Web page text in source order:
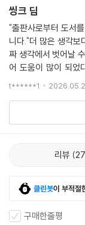
씽크 딥
"출판사로부터 도서
니다."더 많은 생각보
짜 생각에서 벗어날
어 도움이 많이 되었
상상하고 되새기는
도 여전히 우리는 생
t******1
리뷰 27
클린봇이 부적절
구매한줄평